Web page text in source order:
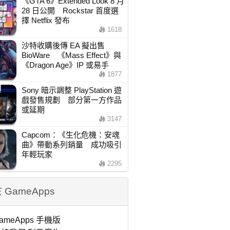
28 日公開 Rockstar 首度選
擇 Netflix 發布
1618
沙特收購後傳 EA 擬出售
BioWare 《Mass Effect》與
《Dragon Age》IP 或易手
1877
Sony 暗示調整 PlayStation 遊
戲發售規劃 部分第一方作品
或延期
3147
Capcom：《生化危機：安魂
曲》帶動系列銷量 成功吸引
年輕玩家
2295
GameApps
手機版